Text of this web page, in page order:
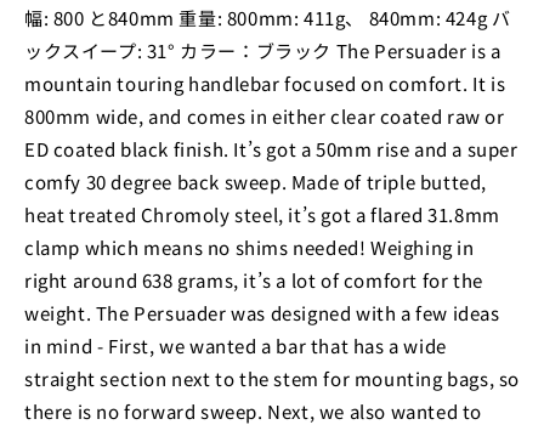
幅: 800 と840mm 重量: 800mm: 411g、 840mm: 424g バ
ックスイープ: 31° カラー：ブラック The Persuader is a
mountain touring handlebar focused on comfort. It is
800mm wide, and comes in either clear coated raw or
ED coated black finish. It’s got a 50mm rise and a super
comfy 30 degree back sweep. Made of triple butted,
heat treated Chromoly steel, it’s got a flared 31.8mm
clamp which means no shims needed! Weighing in
right around 638 grams, it’s a lot of comfort for the
weight. The Persuader was designed with a few ideas
in mind - First, we wanted a bar that has a wide
straight section next to the stem for mounting bags, so
there is no forward sweep. Next, we also wanted to